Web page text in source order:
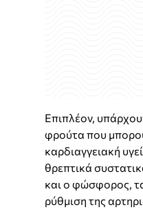
Επιπλέον,
φρούτα που
καρδιαγγειακή
θρεπτικά
και ο φώσφορος,
ρύθμιση της